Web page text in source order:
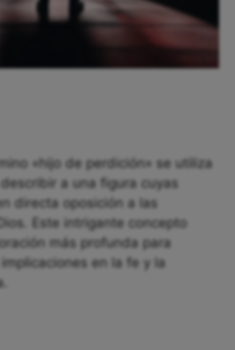
«hijo de perdición» se utiliza
a una figura cuyas
directa oposición a las
Este intrigante concepto
más profunda para
en la fe y la